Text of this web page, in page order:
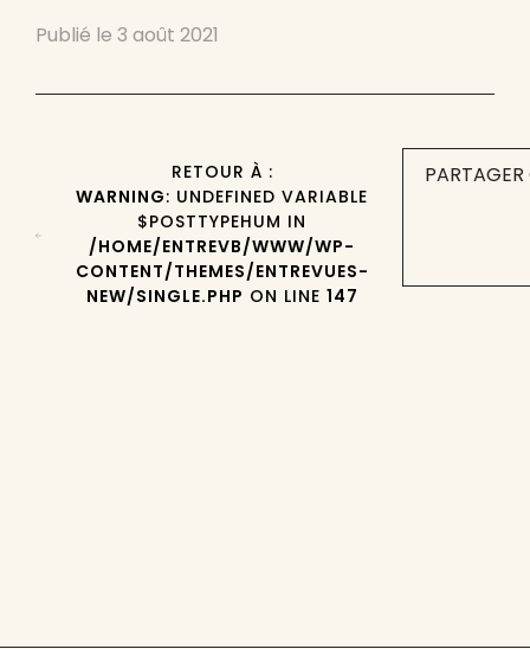
Publié le 3 août 2021
RETOUR À :
WARNING: UNDEFINED VARIABLE
$POSTTYPEHUM IN
/HOME/ENTREVB/WWW/WP-
CONTENT/THEMES/ENTREVUES-
NEW/SINGLE.PHP ON LINE 147